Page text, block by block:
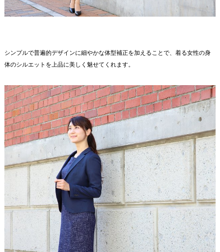
シンプルで普遍的デザインに細やかな体型補正を加えることで、着る女性の身
体のシルエットを上品に美しく魅せてくれます。